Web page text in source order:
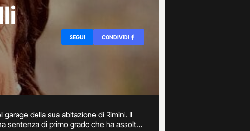
SEGUI CONDIVIDI
della sua abitazione di Rimini. Il
sentenza di primo grado che ha assolto